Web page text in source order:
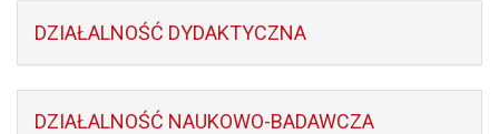
DZIAŁALNOŚĆ DYDAKTYCZNA
DZIAŁALNOŚĆ NAUKOWO-BADAWCZA